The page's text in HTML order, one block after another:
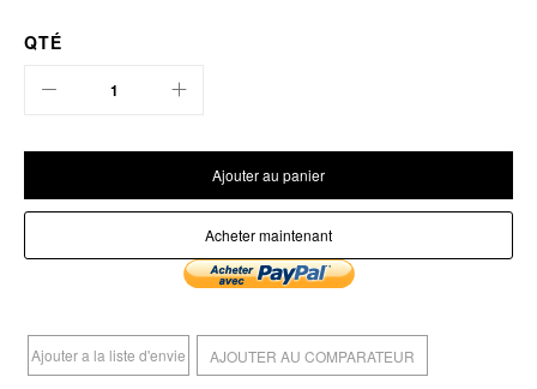
QTÉ
Ajouter au panier
Acheter maintenant
Ajouter a la liste d'envie AJOUTER AU COMPARATEUR